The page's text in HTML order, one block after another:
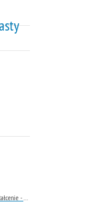
Taktyka, Rozpoznanie, Ochrona, Poszukiwanie, Identyfikacja, Kształcenie - TROPIK-9